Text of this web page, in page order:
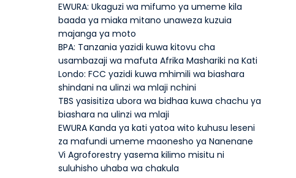
EWURA: Ukaguzi wa mifumo ya umeme kila
baada ya miaka mitano unaweza kuzuia
majanga ya moto
BPA: Tanzania yazidi kuwa kitovu cha
usambazaji wa mafuta Afrika Mashariki na Kati
Londo: FCC yazidi kuwa mhimili wa biashara
shindani na ulinzi wa mlaji nchini
TBS yasisitiza ubora wa bidhaa kuwa chachu ya
biashara na ulinzi wa mlaji
EWURA Kanda ya kati yatoa wito kuhusu leseni
za mafundi umeme maonesho ya Nanenane
Vi Agroforestry yasema kilimo misitu ni
suluhisho uhaba wa chakula